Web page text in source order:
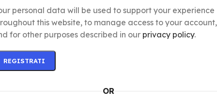
personal data will be used to support your experience
this website, to manage access to your account,
for other purposes described in our privacy policy.
REGISTRATI
OR